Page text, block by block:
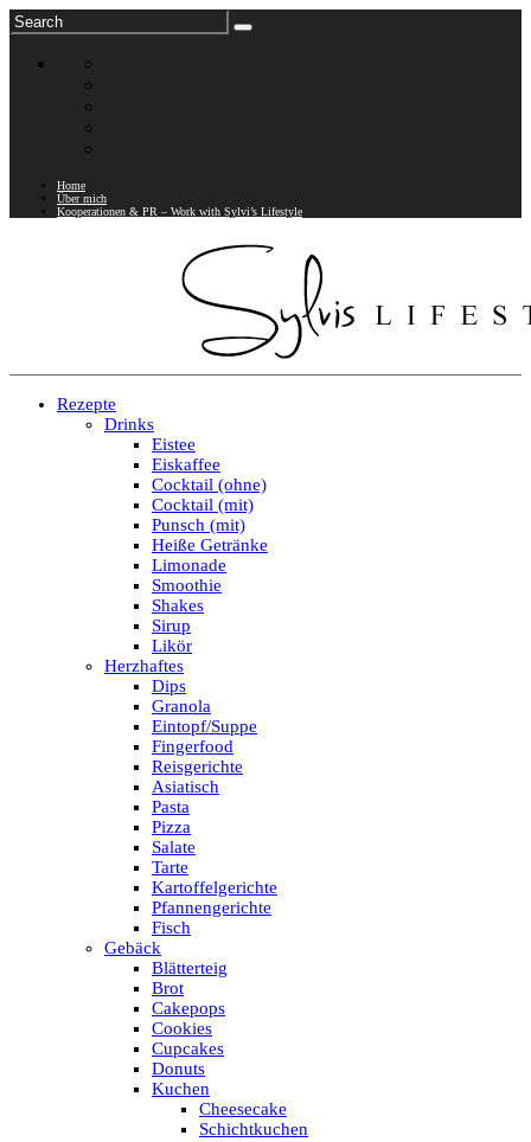
Home
Über mich
Kooperationen & PR – Work with Sylvi’s Lifestyle
Rezepte
Drinks
Eistee
Eiskaffee
Cocktail (ohne)
Cocktail (mit)
Punsch (mit)
Heiße Getränke
Limonade
Smoothie
Shakes
Sirup
Likör
Herzhaftes
Dips
Granola
Eintopf/Suppe
Fingerfood
Reisgerichte
Asiatisch
Pasta
Pizza
Salate
Tarte
Kartoffelgerichte
Pfannengerichte
Fisch
Gebäck
Blätterteig
Brot
Cakepops
Cookies
Cupcakes
Donuts
Kuchen
Cheesecake
Schichtkuchen